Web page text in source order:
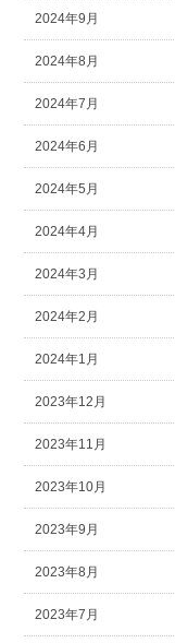
2024年9月
2024年8月
2024年7月
2024年6月
2024年5月
2024年4月
2024年3月
2024年2月
2024年1月
2023年12月
2023年11月
2023年10月
2023年9月
2023年8月
2023年7月